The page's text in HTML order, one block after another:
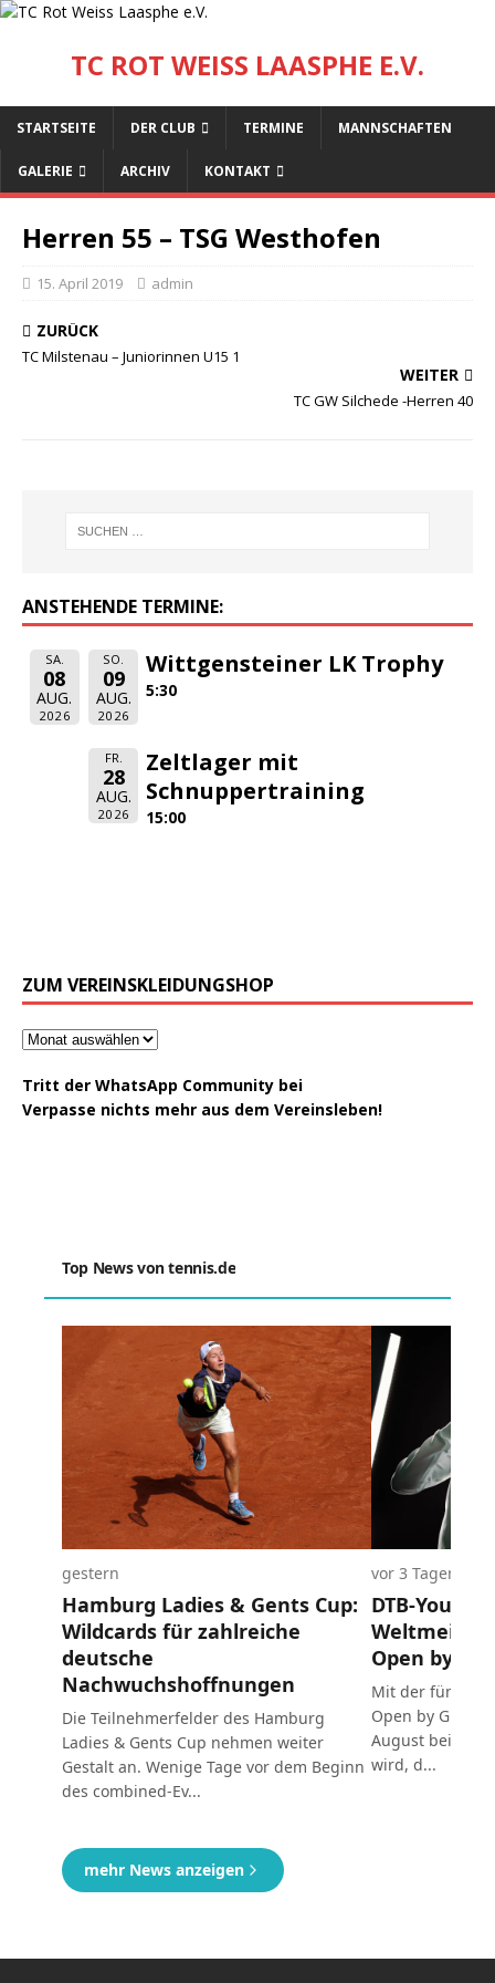
TC ROT WEISS LAASPHE E.V.
STARTSEITE DER CLUB TERMINE MANNSCHAFTEN
GALERIE ARCHIV KONTAKT
Herren 55 – TSG Westhofen
15. April 2019 admin
ZURÜCK
TC Milstenau – Juniorinnen U15 1
WEITER
TC GW Silchede -Herren 40
ANSTEHENDE TERMINE:
SA.
08
AUG.
2026
SO.
09
AUG.
2026
Wittgensteiner LK Trophy
5:30
FR.
28
AUG.
2026
Zeltlager mit
Schnuppertraining
15:00
ZUM VEREINSKLEIDUNGSHOP
Tritt der WhatsApp Community bei
Verpasse nichts mehr aus dem Vereinsleben!